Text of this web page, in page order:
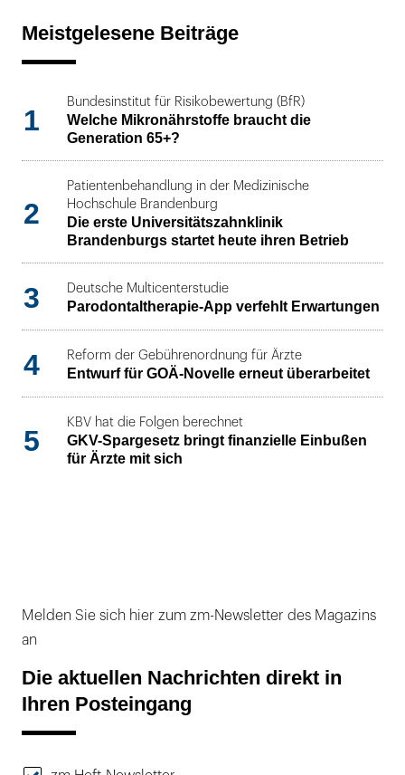
Meistgelesene Beiträge
1
Bundesinstitut für Risikobewertung (BfR)
Welche Mikronährstoffe braucht die
Generation 65+?
2
Patientenbehandlung in der Medizinische
Hochschule Brandenburg
Die erste Universitätszahnklinik
Brandenburgs startet heute ihren Betrieb
3 Deutsche Multicenterstudie
Parodontaltherapie-App verfehlt Erwartungen
4 Reform der Gebührenordnung für Ärzte
Entwurf für GOÄ-Novelle erneut überarbeitet
5
KBV hat die Folgen berechnet
GKV-Spargesetz bringt finanzielle Einbußen
für Ärzte mit sich
Melden Sie sich hier zum zm-Newsletter des Magazins
an
Die aktuellen Nachrichten direkt in
Ihren Posteingang